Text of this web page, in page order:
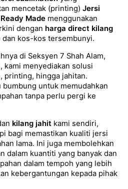
mencetak (printing) Jersi
Made menggunakan
dengan harga direct kilang
kos-kos tersembunyi.
di Seksyen 7 Shah Alam,
kami menyediakan solusi
printing, hingga jahitan.
bumbung untuk memudahkan
tanpa perlu pergi ke
kilang jahit kami sendiri,
bagi memastikan kualiti jersi
lama. Ini juga membolehkan
dalam kuantiti yang banyak dan
dalam tempoh yang lebih
kebergantungan kepada pihak